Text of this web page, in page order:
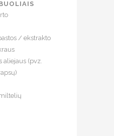
⠀
/ ekstrakto ⠀
⠀
aliejaus (pvz.
⠀
⠀